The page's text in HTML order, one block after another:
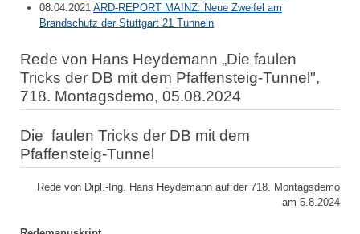
08.04.2021 ARD-REPORT MAINZ: Neue Zweifel am
Brandschutz der Stuttgart 21 Tunneln
Rede von Hans Heydemann „Die faulen
Tricks der DB mit dem Pfaffensteig-Tunnel",
718. Montagsdemo, 05.08.2024
Die faulen Tricks der DB mit dem
Pfaffensteig-Tunnel
Rede von Dipl.-Ing. Hans Heydemann auf der 718. Montagsdemo
am 5.8.2024